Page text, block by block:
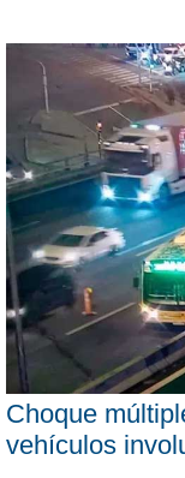
Choque
vehículos